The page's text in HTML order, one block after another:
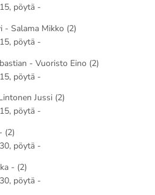
pöytä -
Salama Mikko (2)
pöytä -
- Vuoristo Eino (2)
pöytä -
Jussi (2)
pöytä -
(2)
pöytä -
- (2)
pöytä -